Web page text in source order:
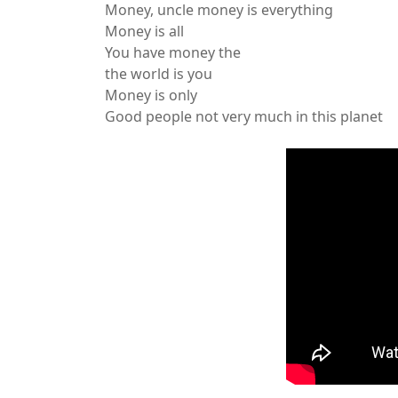
Money, uncle money is everything
Money is all
You have money the
the world is you
Money is only
Good people not very much in this planet